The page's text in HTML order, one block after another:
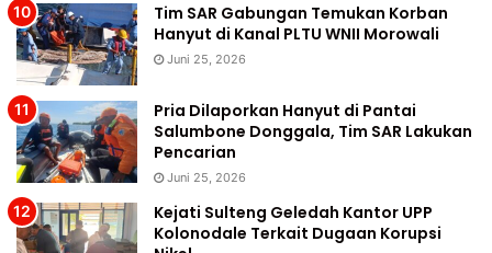
Tim SAR Gabungan Temukan Korban
Hanyut di Kanal PLTU WNII Morowali
Juni 25, 2026
Pria Dilaporkan Hanyut di Pantai
Salumbone Donggala, Tim SAR Lakukan
Pencarian
Juni 25, 2026
Kejati Sulteng Geledah Kantor UPP
Kolonodale Terkait Dugaan Korupsi